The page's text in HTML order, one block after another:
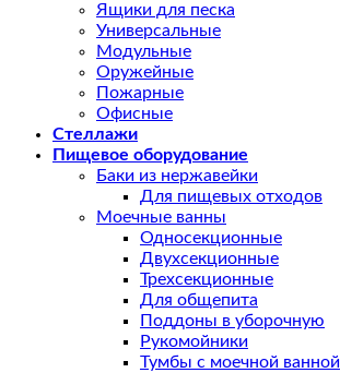
Ящики для песка
Универсальные
Модульные
Оружейные
Пожарные
Офисные
Стеллажи
Пищевое оборудование
Баки из нержавейки
Для пищевых отходов
Моечные ванны
Односекционные
Двухсекционные
Трехсекционные
Для общепита
Поддоны в уборочную
Рукомойники
Тумбы с моечной ванной